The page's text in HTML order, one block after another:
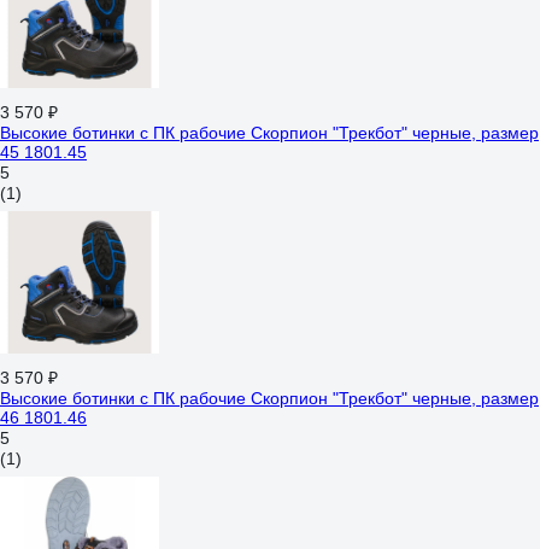
3 570 ₽
Высокие ботинки с ПК рабочие Скорпион "Трекбот" черные, размер
45 1801.45
5
(1)
3 570 ₽
Высокие ботинки с ПК рабочие Скорпион "Трекбот" черные, размер
46 1801.46
5
(1)